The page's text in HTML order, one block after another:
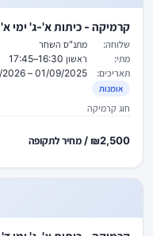
קרמיקה - כיתות א'-ג' ימי א'
שלוחה:
מתנ"ס השחר
מתי:
ראשון 16:30–17:45
תאריכים:
01/09/2025 – 30/06/2026
אומנות
חוג קרמיקה
₪2,500 / מחיר לתקופה